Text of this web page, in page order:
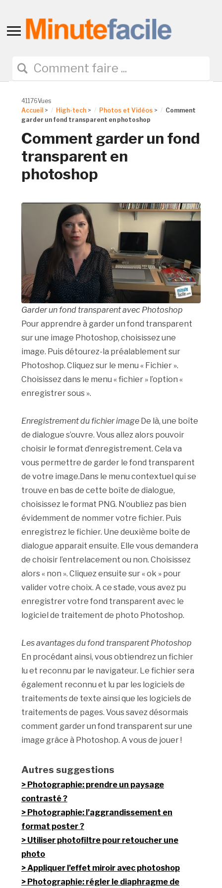
Toggle
navigation
41176Vues
Accueil > High-tech > Photos et Vidéos >
Comment
garder un fond transparent en photoshop
Comment garder un fond
transparent en
photoshop
Garder un fond transparent avec Photoshop
Pour apprendre à garder un fond transparent
sur une image Photoshop, choisissez une
image. Puis détourez-la préalablement sur
Photoshop. Cliquez sur le menu « Fichier ».
Choisissez dans le menu « fichier » l’option «
enregistrer sous ».
Enregistrement du fichier image De là, une boîte
de dialogue s’ouvre. Vous allez alors pouvoir
choisir le format d’enregistrement. Cela va
vous permettre de garder le fond transparent
de votre image.Dans le menu contextuel qui se
trouve en bas de cette boîte de dialogue,
choisissez le format PNG. N’oubliez pas bien
évidemment de nommer votre fichier. Puis
enregistrez le fichier. Une deuxième boîte de
dialogue apparait ensuite. Elle vous demandera
de choisir l’entrelacement ou non. Choisissez
alors « non ». Cliquez ensuite sur « ok » pour
valider votre choix. A ce stade, vous avez pu
enregistrer votre fond transparent avec le
logiciel de traitement de photo Photoshop.
Les avantages du fond transparent Photoshop
En procédant ainsi, vous obtiendrez un fichier
lu et reconnu par le navigateur. Le fichier sera
également reconnu et lu par les logiciels de
traitements de texte ainsi que les logiciels de
traitements de pages. Vous savez désormais
comment garder un fond transparent sur une
image grâce à Photoshop. A vous de jouer !
Autres suggestions
Photographie: prendre un paysage
contrasté ?
Photographie: l’aggrandissement en
format poster ?
Utiliser photofiltre pour retoucher une
photo
Appliquer l’effet miroir avec photoshop
Photographie: régler le diaphragme de